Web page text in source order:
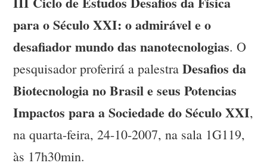
para o Século XXI: o admirável e o
desafiador mundo das nanotecnologias. O
pesquisador proferirá a palestraDesafios da
Biotecnologia no Brasil e seus Potencias
Impactos para a Sociedade do Século XXI,
na quarta-feira, 24-10-2007, na sala 1G119,
às 17h30min.